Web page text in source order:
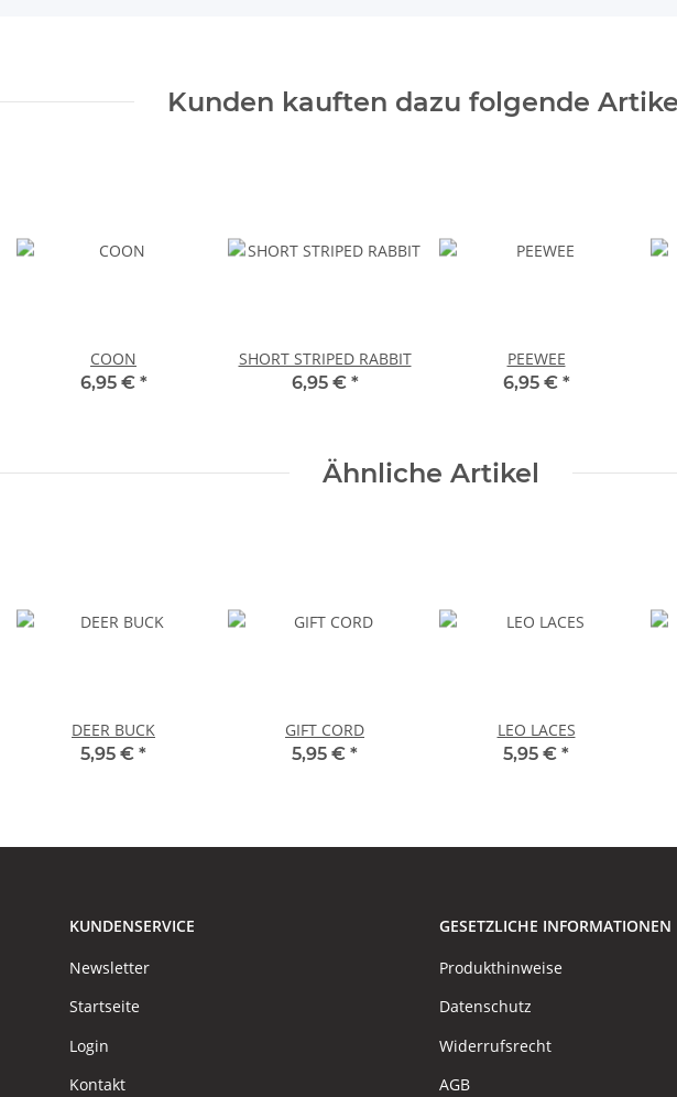
Kunden kauften dazu folgende
COON
6,95 € *
SHORT STRIPED RABBIT
6,95 € *
PEEWEE
6,95 € *
Ähnliche Artikel
DEER BUCK
5,95 € *
GIFT CORD
5,95 € *
LEO LACES
5,95 € *
KUNDENSERVICE
Newsletter
Startseite
Login
Kontakt
GESETZLICHE INFORMATIONEN
Produkthinweise
Datenschutz
Widerrufsrecht
AGB